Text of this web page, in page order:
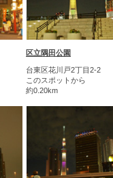
区立隅田公園
台東区花川戸2丁目2-2
このスポットから
約0.20km